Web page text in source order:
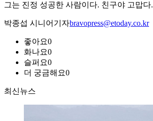
그는 진정 성공한 사람이다. 친구야 고맙다.
박종섭 시니어기자bravopress@etoday.co.kr
좋아요0
화나요0
슬퍼요0
더 궁금해요0
최신뉴스